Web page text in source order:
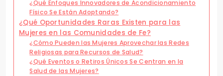
¿Qué Enfoques Innovadores de Acondicionamiento
Físico Se Están Adoptando?
¿Qué Oportunidades Raras Existen para las
Mujeres en las Comunidades de Fe?
¿Cómo Pueden las Mujeres Aprovechar las Redes
Religiosas para Recursos de Salud?
¿Qué Eventos o Retiros Únicos Se Centran en la
Salud de las Mujeres?